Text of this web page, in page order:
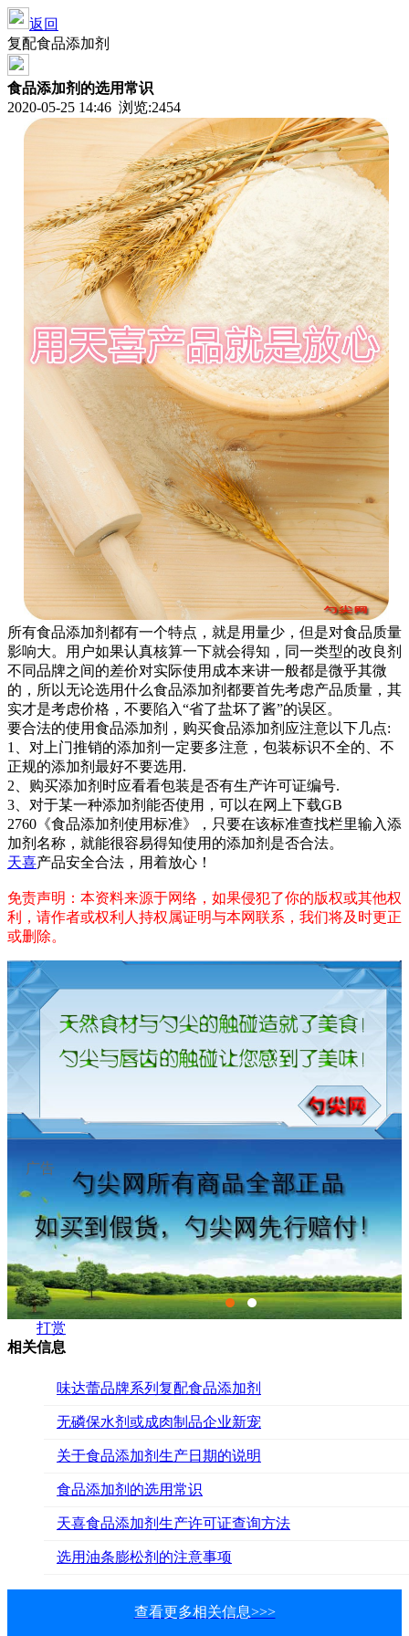
返回
复配食品添加剂
食品添加剂的选用常识
2020-05-25 14:46 浏览:2454
所有食品添加剂都有一个特点，就是用量少，但是对食品质量
影响大。用户如果认真核算一下就会得知，同一类型的改良剂
不同品牌之间的差价对实际使用成本来讲一般都是微乎其微
的，所以无论选用什么食品添加剂都要首先考虑产品质量，其
实才是考虑价格，不要陷入“省了盐坏了酱”的误区。
要合法的使用食品添加剂，购买食品添加剂应注意以下几点:
1、对上门推销的添加剂一定要多注意，包装标识不全的、不
正规的添加剂最好不要选用.
2、购买添加剂时应看看包装是否有生产许可证编号.
3、对于某一种添加剂能否使用，可以在网上下载GB
2760《食品添加剂使用标准》，只要在该标准查找栏里输入添
加剂名称，就能很容易得知使用的添加剂是否合法。
天喜产品安全合法，用着放心！
免责声明：本资料来源于网络，如果侵犯了你的版权或其他权
利，请作者或权利人持权属证明与本网联系，我们将及时更正
或删除。
广告
打赏
相关信息
味达蕾品牌系列复配食品添加剂
无磷保水剂或成肉制品企业新宠
关于食品添加剂生产日期的说明
食品添加剂的选用常识
天喜食品添加剂生产许可证查询方法
选用油条膨松剂的注意事项
查看更多相关信息>>>